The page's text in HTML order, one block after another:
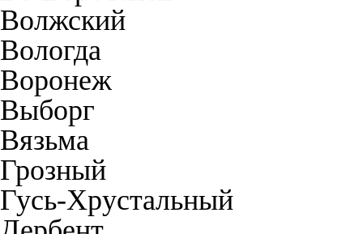
Волжский
Вологда
Воронеж
Выборг
Вязьма
Грозный
Гусь-Хрустальный